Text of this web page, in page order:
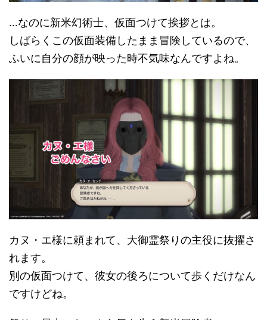
…なのに新米幻術士、仮面つけて挨拶とは。
しばらくこの仮面装備したまま冒険しているので、
ふいに自分の顔が映った時不気味なんですよね。
カヌ・エ様に頼まれて、大御霊祭りの主役に抜擢さ
れます。
別の仮面つけて、彼女の後ろについて歩くだけなん
ですけどね。